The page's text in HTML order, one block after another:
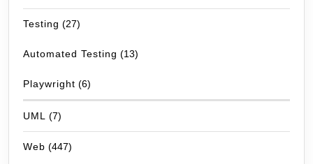
Testing (27)
Automated Testing (13)
Playwright (6)
UML (7)
Web (447)